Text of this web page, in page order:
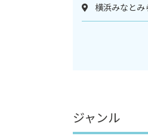
横浜みなとみ
ジャンル